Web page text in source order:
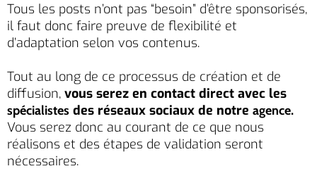
Tous les posts n’ont pas “besoin” d’être sponsorisés,
il faut donc faire preuve de flexibilité et
d’adaptation selon vos contenus.
Tout au long de ce processus de création et de
diffusion, vous serez en contact direct avec les
spécialistes des réseaux sociaux de notre agence.
Vous serez donc au courant de ce que nous
réalisons et des étapes de validation seront
nécessaires.